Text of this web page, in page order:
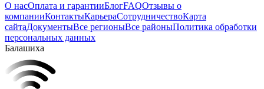
О насОплата и гарантииБлогFAQОтзывы о
компанииКонтактыКарьераСотрудничествоКарта
сайтаДокументыВсе регионыВсе районыПолитика обработки
персональных данных
Балашиха